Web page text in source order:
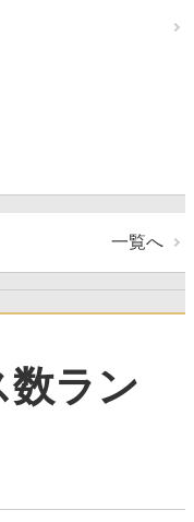
一覧へ
数ラン